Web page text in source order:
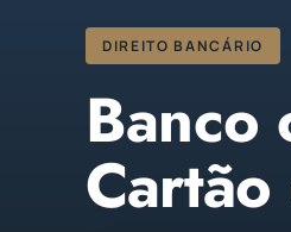
DIREITO BANCÁRIO
Banco